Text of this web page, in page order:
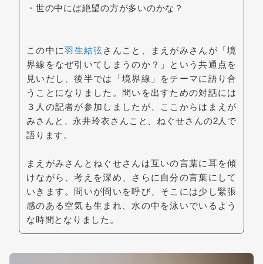
・世の中には絶望の方が多いのかな？
この中に羽生結弦さんこと、まえがみさんが「境
界線をなぜ引いてしまうのか？」という共通点を
見いだし、後半では「境界線」をテーマに語り合
うことになりました。問いを出すための対話には
３人の記者が参加しましたが、ここからはまえが
みさんと、永井玲衣さんこと、ねぐせさんの2人で
語ります。
まえがみさんとねぐせさんは互いの言葉に耳を傾
けながら、考えを深め、さらに自分の言葉にして
いきます。問いが問いを呼び、そこには少し緊張
感のある空気も生まれ、水の中を泳いでいるよう
な時間となりました。